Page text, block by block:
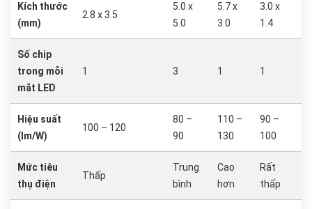
Kích thước
(mm)
2.8 x 3.5
5.0 x
5.0
5.7 x
3.0
3.0 x
1.4
Số chip
trong mỗi
mắt LED
1 3 1 1
Hiệu suất
(lm/W)
100 – 120
80 –
90
110 –
130
90 –
100
Mức tiêu
thụ điện
Thấp
Trung
bình
Cao
hơn
Rất
thấp